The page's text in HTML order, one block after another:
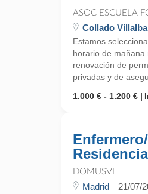
ASOC ESCUELA
Collado Villalba
Estamos
horario de mañana
renovación de
privadas y de
1.000 € - 1.200 €
DOMUSVI
Madrid 21/07/